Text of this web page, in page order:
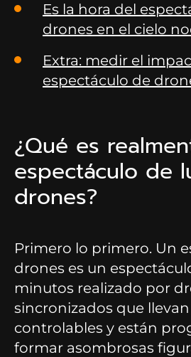
Es la hora del
drones en el cielo
Extra: medir el
espectáculo de
¿Qué es
espectáculo de
drones?
Primero lo primero. Un
drones es un
minutos realizado por
sincronizados que llevan
controlables y están
formar asombrosas